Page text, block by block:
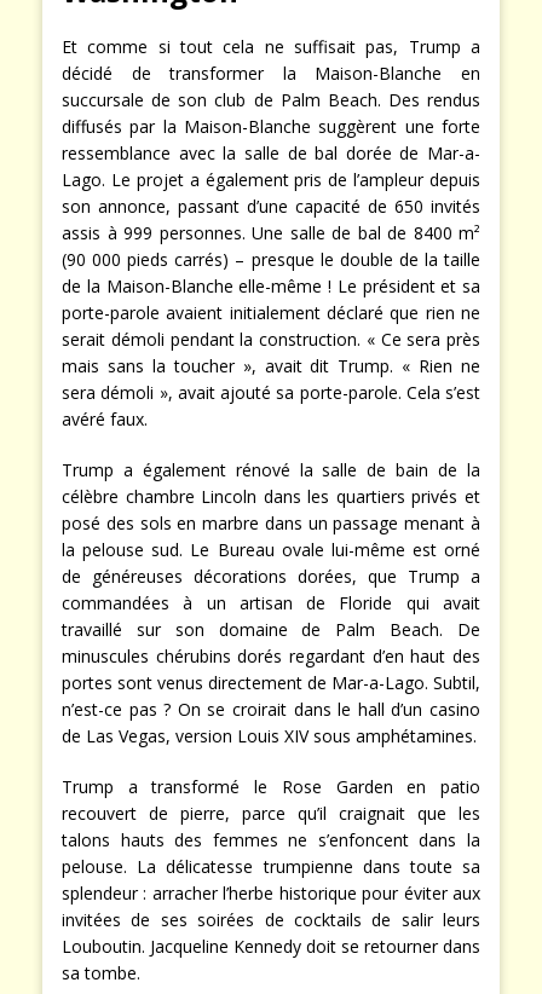
Et comme si tout cela ne suffisait pas, Trump a
décidé de transformer la Maison-Blanche en
succursale de son club de Palm Beach. Des rendus
diffusés par la Maison-Blanche suggèrent une forte
ressemblance avec la salle de bal dorée de Mar-a-
Lago. Le projet a également pris de l’ampleur depuis
son annonce, passant d’une capacité de 650 invités
assis à 999 personnes. Une salle de bal de 8400 m²
(90 000 pieds carrés) – presque le double de la taille
de la Maison-Blanche elle-même ! Le président et sa
porte-parole avaient initialement déclaré que rien ne
serait démoli pendant la construction. « Ce sera près
mais sans la toucher », avait dit Trump. « Rien ne
sera démoli », avait ajouté sa porte-parole. Cela s’est
avéré faux.
Trump a également rénové la salle de bain de la
célèbre chambre Lincoln dans les quartiers privés et
posé des sols en marbre dans un passage menant à
la pelouse sud. Le Bureau ovale lui-même est orné
de généreuses décorations dorées, que Trump a
commandées à un artisan de Floride qui avait
travaillé sur son domaine de Palm Beach. De
minuscules chérubins dorés regardant d’en haut des
portes sont venus directement de Mar-a-Lago. Subtil,
n’est-ce pas ? On se croirait dans le hall d’un casino
de Las Vegas, version Louis XIV sous amphétamines.
Trump a transformé le Rose Garden en patio
recouvert de pierre, parce qu’il craignait que les
talons hauts des femmes ne s’enfoncent dans la
pelouse. La délicatesse trumpienne dans toute sa
splendeur : arracher l’herbe historique pour éviter aux
invitées de ses soirées de cocktails de salir leurs
Louboutin. Jacqueline Kennedy doit se retourner dans
sa tombe.